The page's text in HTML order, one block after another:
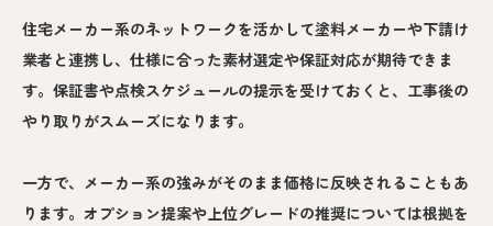
住宅メーカー系のネットワークを活かして塗料メーカーや下請け
業者と連携し、仕様に合った素材選定や保証対応が期待できま
す。保証書や点検スケジュールの提示を受けておくと、工事後の
やり取りがスムーズになります。
一方で、メーカー系の強みがそのまま価格に反映されることもあ
ります。オプション提案や上位グレードの推奨については根拠を